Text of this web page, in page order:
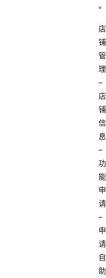
。
店
铺
管
理
–
店
铺
信
息
–
功
能
申
请
–
申
请
自
助